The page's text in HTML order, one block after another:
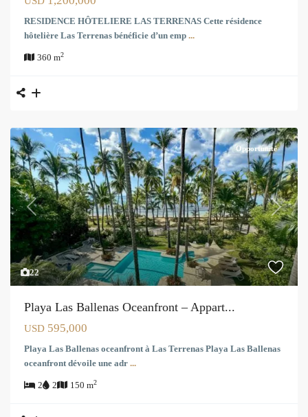
RESIDENCE HÔTELIERE LAS TERRENAS Cette résidence
hôtelière Las Terrenas bénéficie d’un emp ...
360 m2
22
Previous Next
Opportunité
Playa Las Ballenas Oceanfront – Appart...
USD 595,000
Playa Las Ballenas oceanfront à Las Terrenas Playa Las Ballenas
oceanfront dévoile une adr ...
2 2 150 m2